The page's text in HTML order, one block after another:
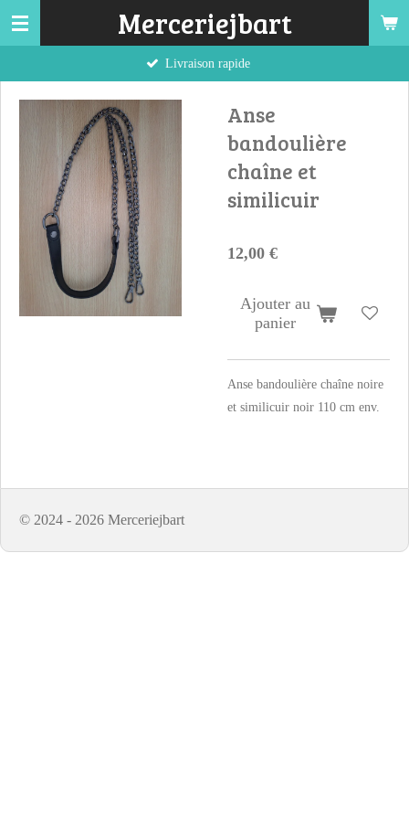
Passer
Merceriejbart
Anse
bandoulière
chaîne et
similicuir
12,00 €
Ajouter au
panier
Anse bandoulière chaîne noire
et similicuir noir 110 cm env.
© 2024 - 2026 Merceriejbart